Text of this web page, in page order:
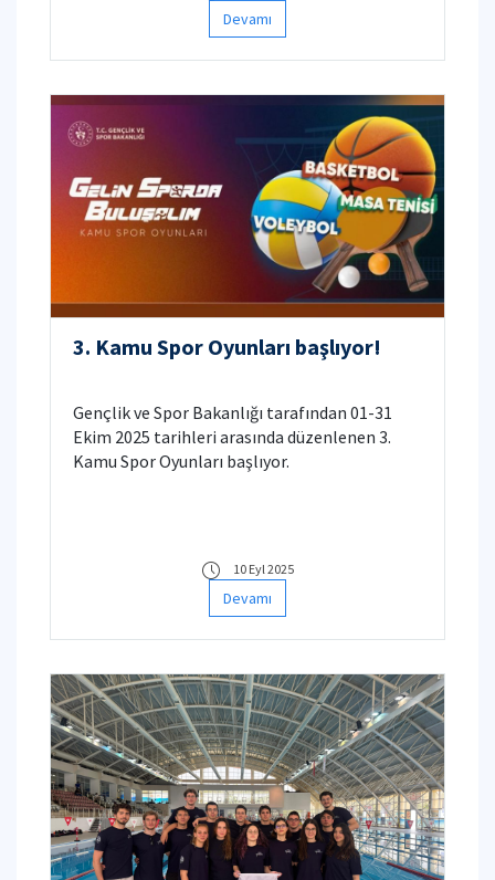
Devamı
3. Kamu Spor Oyunları başlıyor!
Gençlik ve Spor Bakanlığı tarafından 01-31
Ekim 2025 tarihleri arasında düzenlenen 3.
Kamu Spor Oyunları başlıyor.
10 Eyl 2025
Devamı